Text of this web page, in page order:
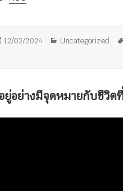
เขียน
12/02/2024
หมวด
Uncategorized
อยู่อย่างมีจุดหมายกับชีวิ